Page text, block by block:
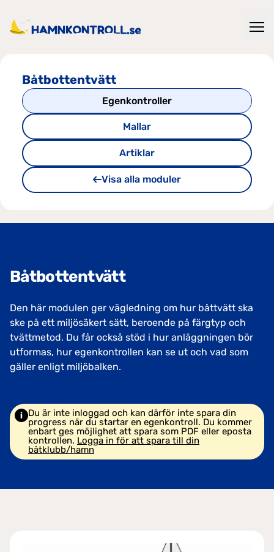
Båtbottentvätt
Egenkontroller
Mallar
Artiklar
Visa alla moduler
Båtbottentvätt
Den här modulen ger vägledning om hur båttvätt ska
ske på ett miljösäkert sätt, beroende på färgtyp och
tvättmetod. Du får också stöd i hur anläggningen bör
utformas, hur egenkontrollen kan se ut och vad som
gäller enligt miljöbalken.
Du är inte inloggad och kan därför inte spara din
progress när du startar en egenkontroll. Du kommer
enbart ges möjlighet att spara som PDF eller eposta
kontrollen. Logga in för att spara till din
båtklubb/hamn